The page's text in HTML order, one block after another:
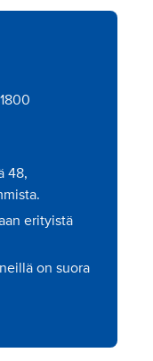
48,
erityistä
on suora